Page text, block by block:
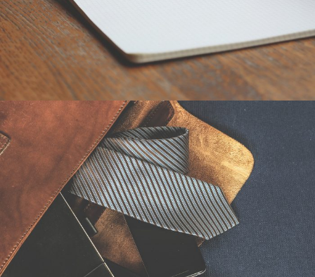
2016年6月6日 Bygermi_admin